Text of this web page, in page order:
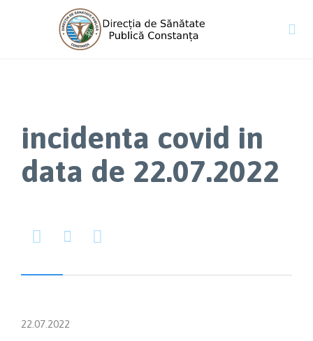

incidenta covid in
data de 22.07.2022
  
22.07.2022